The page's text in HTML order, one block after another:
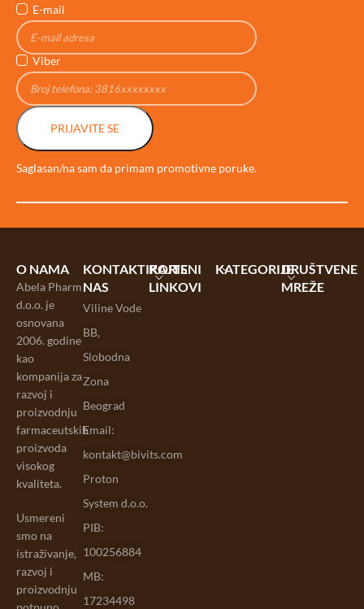
E-mail
Viber
PRIJAVITE SE
Saglasan/na sam da primam promotivne poruke.
O NAMA
Abela Pharm
d.o.o. je
osnovana
2006. godine
kao
kompanija za
razvoj i
proizvodnju
farmaceutskih
proizvoda
visokog
kvaliteta.
Usmereni
smo na
istraživanje,
razvoj i
proizvodnju
KONTAKTIRAJTE
NAS
Viline Vode
BB,
Slobodna
Zona
Beograd
Email:
kontakt@bivits.com
Proton
System d.o.o.
PIB:
100256884
MB:
17234498
KORISNI
LINKOVI
KATEGORIJEDRUŠTVENE
MREŽE